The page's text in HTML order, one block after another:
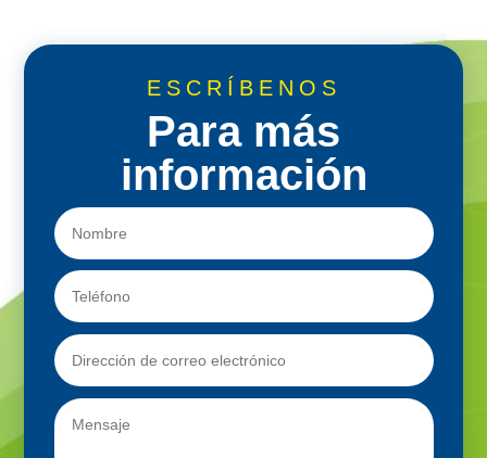
ESCRÍBENOS
Para más
información